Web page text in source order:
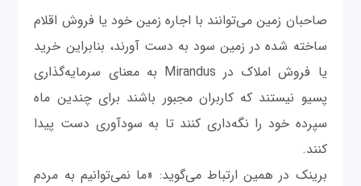
صاحبان زمین می‌توانند با اجاره زمین خود یا فروش اقلام
ساخته شده در زمین سود به دست آورند، بنابراین خرید
یا فروش املاک در Mirandus به معنای سرمایه‌گذاری
پسیو نیستند که کاربران مجبور باشند برای چندین ماه
سپرده خود را نگه‌داری کنند تا به سودآوری دست پیدا
کنند.
برینک در همین ارتباط می‌گوید: «ما نمی‌توانیم به مردم